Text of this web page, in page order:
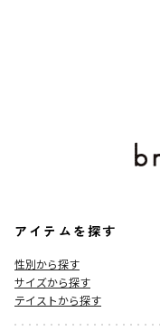
アイテムを探す
性別から探す
サイズから探す
テイストから探す